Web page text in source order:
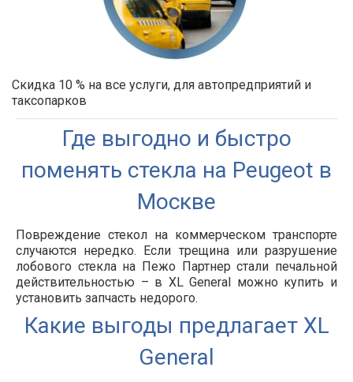
Скидка 10 % на все услуги, для автопредприятий и
таксопарков
Где выгодно и быстро
поменять стекла на Peugeot в
Москве
Повреждение стекол на коммерческом транспорте
случаются нередко. Если трещина или разрушение
лобового стекла на Пежо Партнер стали печальной
действительностью – в XL General можно купить и
установить запчасть недорого.
Какие выгоды предлагает XL
General